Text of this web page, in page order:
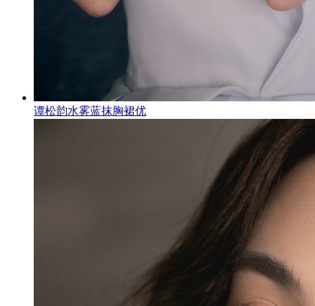
谭松韵水雾蓝抹胸裙优